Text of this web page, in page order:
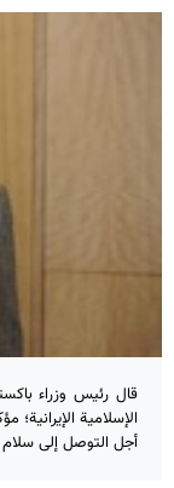
قال رئيس وزراء
الإسلامية
أجل التوصل إلى